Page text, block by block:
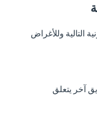
التالية وللأغراض
آخر يتعلق